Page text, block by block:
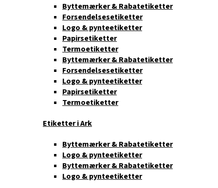
Byttemærker & Rabatetiketter
Forsendelsesetiketter
Logo & pynteetiketter
Papirsetiketter
Termoetiketter
Byttemærker & Rabatetiketter
Forsendelsesetiketter
Logo & pynteetiketter
Papirsetiketter
Termoetiketter
Etiketter i Ark
Byttemærker & Rabatetiketter
Logo & pynteetiketter
Byttemærker & Rabatetiketter
Logo & pynteetiketter